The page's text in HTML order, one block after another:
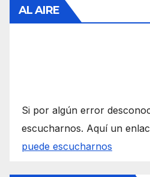
AL AIRE
Si por algún error
escucharnos. Aquí un
puede escucharnos